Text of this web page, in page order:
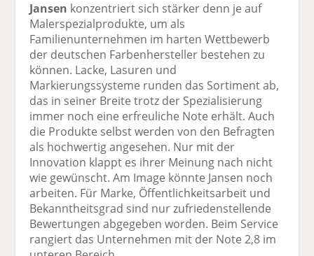
Jansen konzentriert sich stärker denn je auf
Malerspezialprodukte, um als
Familienunternehmen im harten Wettbewerb
der deutschen Farbenhersteller bestehen zu
können. Lacke, Lasuren und
Markierungssysteme runden das Sortiment ab,
das in seiner Breite trotz der Spezialisierung
immer noch eine erfreuliche Note erhält. Auch
die Produkte selbst werden von den Befragten
als hochwertig angesehen. Nur mit der
Innovation klappt es ihrer Meinung nach nicht
wie gewünscht. Am Image könnte Jansen noch
arbeiten. Für Marke, Öffentlichkeitsarbeit und
Bekanntheitsgrad sind nur zufriedenstellende
Bewertungen abgegeben worden. Beim Service
rangiert das Unternehmen mit der Note 2,8 im